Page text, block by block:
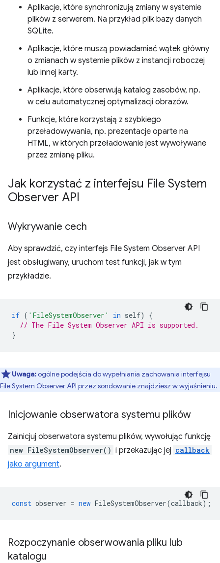
Aplikacje, które synchronizują zmiany w systemie
plików z serwerem. Na przykład plik bazy danych
SQLite.
Aplikacje, które muszą powiadamiać wątek główny
o zmianach w systemie plików z instancji roboczej
lub innej karty.
Aplikacje, które obserwują katalog zasobów, np.
w celu automatycznej optymalizacji obrazów.
Funkcje, które korzystają z szybkiego
przeładowywania, np. prezentacje oparte na
HTML, w których przeładowanie jest wywoływane
przez zmianę pliku.
Jak korzystać z interfejsu File System
Observer API
Wykrywanie cech
Aby sprawdzić, czy interfejs File System Observer API
jest obsługiwany, uruchom test funkcji, jak w tym
przykładzie.
if ( 'FileSystemObserver' in self)
{
// The File System Observer API is supported.
}
Uwaga:ogólne podejścia do wypełniania zachowania interfejsu
File System Observer API przez sondowanie znajdziesz wwyjaśnieniu.
Inicjowanie obserwatora systemu plików
Zainicjuj obserwatora systemu plików, wywołując funkcję
new FileSystemObserver() i przekazując jej callback
jako argument.
const observer = new FileSystemObserver(callback);
Rozpoczynanie obserwowania pliku lub
katalogu